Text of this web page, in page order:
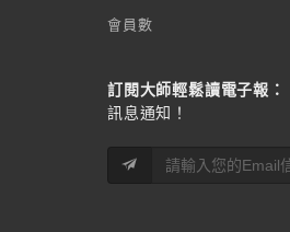
會員數
訂閱大師輕鬆讀電子報：
訊息通知！